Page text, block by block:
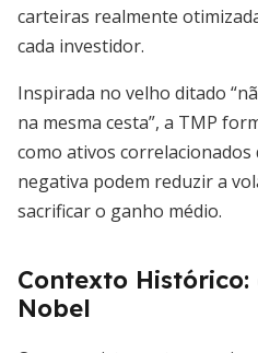
carteiras realmente
cada investidor.
Inspirada no velho ditado
na mesma cesta”, a TMP
como ativos
negativa podem reduzir a
sacrificar o ganho médio.
Contexto
Nobel